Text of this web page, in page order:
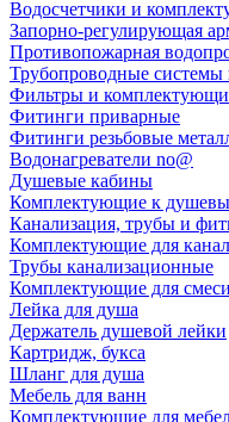
Водосчетчики и
Запорно-регулирующая
Противопожарная
Трубопроводные
Фильтры и
Фитинги приварные
Фитинги резьбовые
Водонагреватели no@
Душевые кабины
Комплектующие к
Канализация, трубы и
Комплектующие для
Трубы канализационные
Комплектующие для
Лейка для душа
Держатель душевой лейки
Картридж, букса
Шланг для душа
Мебель для ванн
Комплектующие для